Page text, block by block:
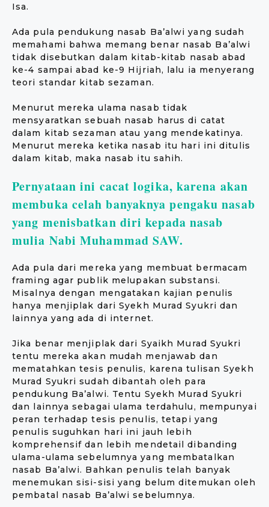
Isa.
Ada pula pendukung nasab Ba’alwi yang sudah
memahami bahwa memang benar nasab Ba’alwi
tidak disebutkan dalam kitab-kitab nasab abad
ke-4 sampai abad ke-9 Hijriah, lalu ia menyerang
teori standar kitab sezaman.
Menurut mereka ulama nasab tidak
mensyaratkan sebuah nasab harus di catat
dalam kitab sezaman atau yang mendekatinya.
Menurut mereka ketika nasab itu hari ini ditulis
dalam kitab, maka nasab itu sahih.
Pernyataan ini cacat logika, karena akan
membuka celah banyaknya pengaku nasab
yang menisbatkan diri kepada nasab
mulia Nabi Muhammad SAW.
Ada pula dari mereka yang membuat bermacam
framing agar publik melupakan substansi.
Misalnya dengan mengatakan kajian penulis
hanya menjiplak dari Syekh Murad Syukri dan
lainnya yang ada di internet.
Jika benar menjiplak dari Syaikh Murad Syukri
tentu mereka akan mudah menjawab dan
mematahkan tesis penulis, karena tulisan Syekh
Murad Syukri sudah dibantah oleh para
pendukung Ba’alwi. Tentu Syekh Murad Syukri
dan lainnya sebagai ulama terdahulu, mempunyai
peran terhadap tesis penulis, tetapi yang
penulis suguhkan hari ini jauh lebih
komprehensif dan lebih mendetail dibanding
ulama-ulama sebelumnya yang membatalkan
nasab Ba’alwi. Bahkan penulis telah banyak
menemukan sisi-sisi yang belum ditemukan oleh
pembatal nasab Ba’alwi sebelumnya.